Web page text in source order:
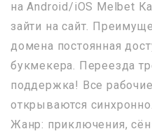
на Android/iOS Melbet
зайти на сайт.
домена постоянная
букмекера. Переезда
поддержка! Все
открываются
Жанр: приключения,